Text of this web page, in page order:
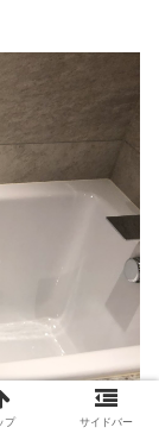
プ サイドバー